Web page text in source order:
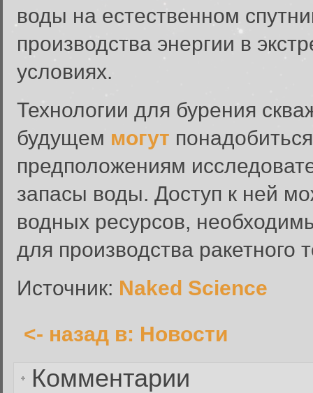
воды на естественном
производства энергии в
условиях.
Технологии для бурения
будущем могут
предположениям
запасы воды. Доступ к ней
водных ресурсов,
для производства ракетного
Источник: Naked Science
<- назад в: Новости
Комментарии